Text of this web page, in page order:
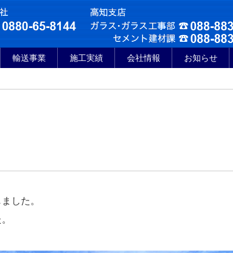
輸送事業 施工実績 会社情報 お知らせ
した。